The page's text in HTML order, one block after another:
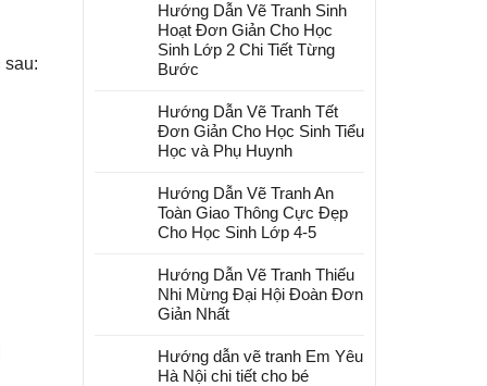
sau:
Hướng Dẫn Vẽ Tranh Sinh
Hoạt Đơn Giản Cho Học
Sinh Lớp 2 Chi Tiết Từng
Bước
Hướng Dẫn Vẽ Tranh Tết
Đơn Giản Cho Học Sinh Tiểu
Học và Phụ Huynh
Hướng Dẫn Vẽ Tranh An
Toàn Giao Thông Cực Đẹp
Cho Học Sinh Lớp 4-5
Hướng Dẫn Vẽ Tranh Thiếu
Nhi Mừng Đại Hội Đoàn Đơn
Giản Nhất
Hướng dẫn vẽ tranh Em Yêu
Hà Nội chi tiết cho bé